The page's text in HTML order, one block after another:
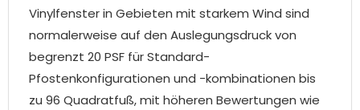
Vinylfenster in Gebieten mit starkem Wind sind
normalerweise auf den Auslegungsdruck von
begrenzt 20 PSF für Standard-
Pfostenkonfigurationen und -kombinationen bis
zu 96 Quadratfuß, mit höheren Bewertungen wie